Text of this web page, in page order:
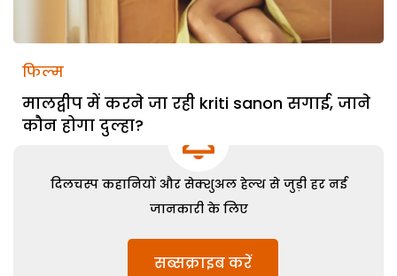
फिल्म
मालद्वीप में करने जा रही kriti sanon सगाई, जाने
कौन होगा दुल्हा?
दिलचस्प कहानियों और सेक्शुअल हेल्थ से जुड़ी हर नई
जानकारी के लिए
सब्सक्राइब करें